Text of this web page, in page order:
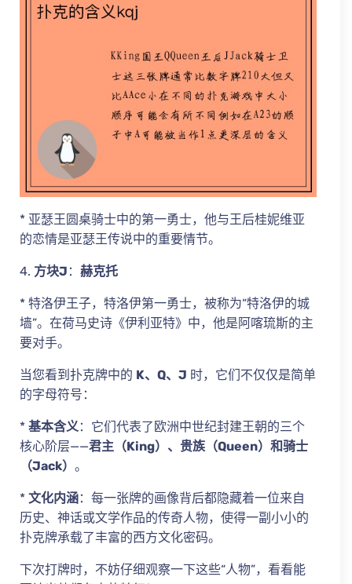
* 亚瑟王圆桌骑士中的第一勇士，他与王后桂妮维亚
的恋情是亚瑟王传说中的重要情节。
4. 方块J ： 赫克托
* 特洛伊王子，特洛伊第一勇士，被称为“特洛伊的城
墙”。在荷马史诗《伊利亚特》中，他是阿喀琉斯的主
要对手。
当您看到扑克牌中的 K、Q、J 时，它们不仅仅是简单
的字母符号：
* 基本含义：它们代表了欧洲中世纪封建王朝的三个
核心阶层——君主（King）、贵族（Queen）和骑士
（Jack） 。
* 文化内涵：每一张牌的画像背后都隐藏着一位来自
历史、神话或文学作品的传奇人物，使得一副小小的
扑克牌承载了丰富的西方文化密码。
下次打牌时，不妨仔细观察一下这些“人物”，看看能